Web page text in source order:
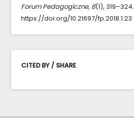
Forum Pedagogiczne, 8(1), 319–324.
https://doi.org/10.21697/fp.2018.1.23
CITED BY / SHARE